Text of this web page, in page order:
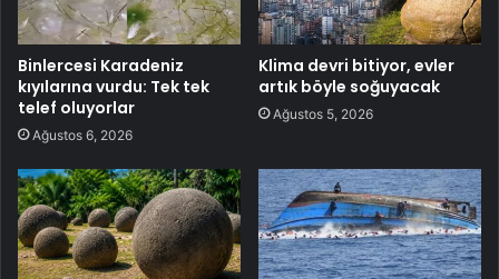
Binlercesi Karadeniz
kıyılarına vurdu: Tek tek
telef oluyorlar
Ağustos 6, 2026
Klima devri bitiyor, evler
artık böyle soğuyacak
Ağustos 5, 2026